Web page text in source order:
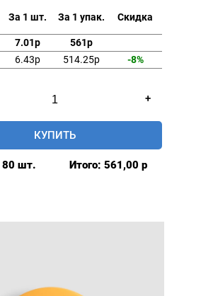
За 1 шт. За 1 упак. Скидка
7.01р
561р
6.43р 514.25р -8%
товара
Люверсы
шторные
+
КУПИТЬ
80 шт. Итого: 561,00 р